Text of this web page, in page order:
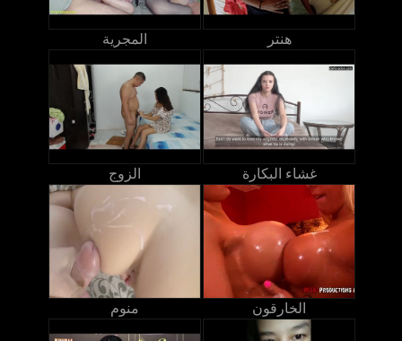
المجرية هنتر
الزوج غشاء البكارة
منوم الخارقون